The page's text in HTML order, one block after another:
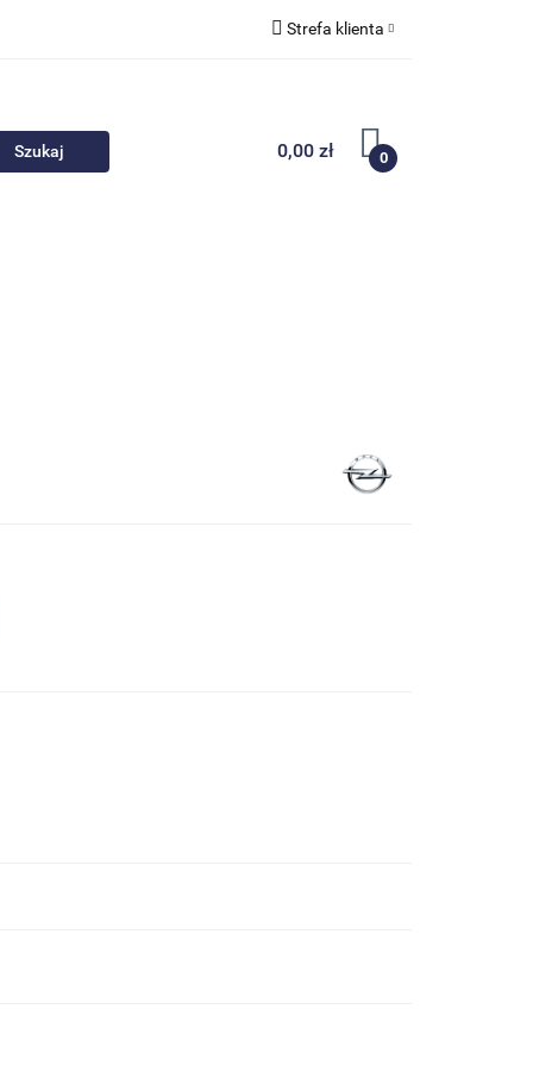
Strefa klienta
Zarejestruj się
Dodaj zgłoszenie
0,00 zł 0